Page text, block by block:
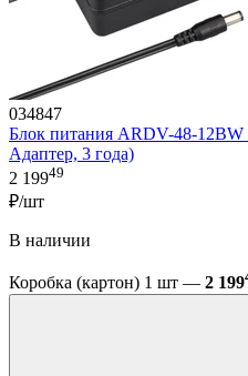
034847
Блок питания ARDV-48-
Адаптер, 3 года)
2 19949
₽/шт
В наличии
Коробка (картон) 1 шт — 2 199